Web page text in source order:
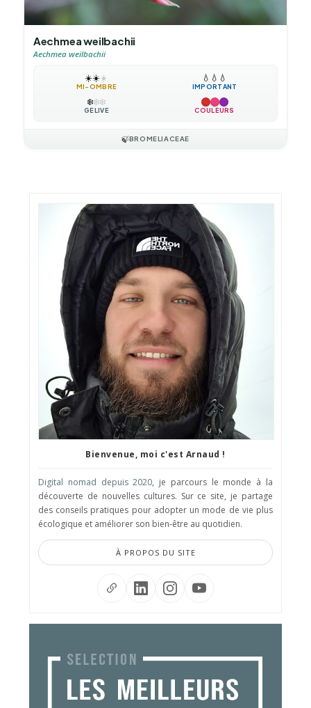
Aechmea weilbachii
Aechmea weilbachii
☀️☀️☀️
MI-OMBRE
💧 💧 💧
IMPORTANT
❄️❄️❄️
GÉLIVE COULEURS
🍃BROMELIACEAE
Bienvenue, moi c'est Arnaud !
Digital nomad depuis 2020, je parcours le monde à la
découverte de nouvelles cultures. Sur ce site, je partage
des conseils pratiques pour adopter un mode de vie plus
écologique et améliorer son bien-être au quotidien.
À PROPOS DU SITE